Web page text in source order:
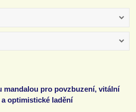
mandalou pro povzbuzení, vitální
optimistické ladění